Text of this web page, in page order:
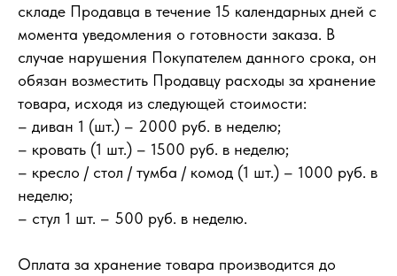
складе Продавца в течение 15 календарных дней с
момента уведомления о готовности заказа. В
случае нарушения Покупателем данного срока, он
обязан возместить Продавцу расходы за хранение
товара, исходя из следующей стоимости:
– диван 1 (шт.) – 2000 руб. в неделю;
– кровать (1 шт.) – 1500 руб. в неделю;
– кресло / стол / тумба / комод (1 шт.) – 1000 руб. в
неделю;
– стул 1 шт. – 500 руб. в неделю.
Оплата за хранение товара производится до